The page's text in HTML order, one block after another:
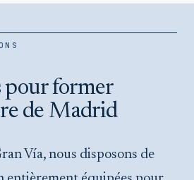
pour former
de Madrid